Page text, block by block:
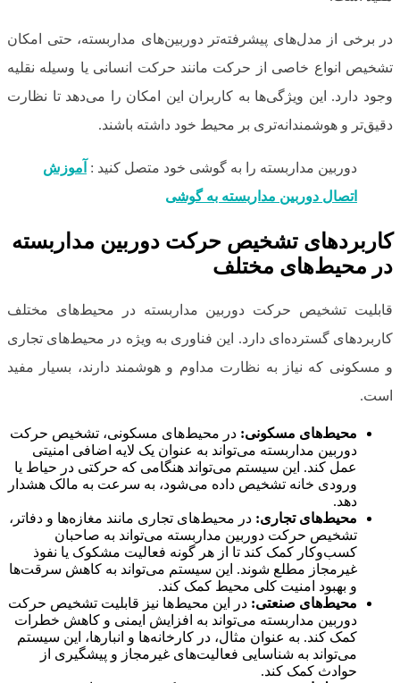
در برخی از مدل‌های پیشرفته‌تر دوربین‌های مداربسته، حتی امکان
تشخیص انواع خاصی از حرکت مانند حرکت انسانی یا وسیله نقلیه
وجود دارد. این ویژگی‌ها به کاربران این امکان را می‌دهد تا نظارت
دقیق‌تر و هوشمندانه‌تری بر محیط خود داشته باشند.
دوربین مداربسته را به گوشی خود متصل کنید : آموزش
اتصال دوربین مداربسته به گوشی
کاربردهای تشخیص حرکت دوربین مداربسته
در محیط‌های مختلف
قابلیت تشخیص حرکت دوربین مداربسته در محیط‌های مختلف
کاربردهای گسترده‌ای دارد. این فناوری به ویژه در محیط‌های تجاری
و مسکونی که نیاز به نظارت مداوم و هوشمند دارند، بسیار مفید
است.
محیط‌های مسکونی: در محیط‌های مسکونی، تشخیص حرکت
دوربین مداربسته می‌تواند به عنوان یک لایه اضافی امنیتی
عمل کند. این سیستم می‌تواند هنگامی که حرکتی در حیاط یا
ورودی خانه تشخیص داده می‌شود، به سرعت به مالک هشدار
دهد.
محیط‌های تجاری: در محیط‌های تجاری مانند مغازه‌ها و دفاتر،
تشخیص حرکت دوربین مداربسته می‌تواند به صاحبان
کسب‌وکار کمک کند تا از هر گونه فعالیت مشکوک یا نفوذ
غیرمجاز مطلع شوند. این سیستم می‌تواند به کاهش سرقت‌ها
و بهبود امنیت کلی محیط کمک کند.
محیط‌های صنعتی: در این محیط‌ها نیز قابلیت تشخیص حرکت
دوربین مداربسته می‌تواند به افزایش ایمنی و کاهش خطرات
کمک کند. به عنوان مثال، در کارخانه‌ها و انبارها، این سیستم
می‌تواند به شناسایی فعالیت‌های غیرمجاز و پیشگیری از
حوادث کمک کند.